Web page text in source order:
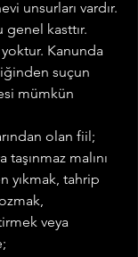
unsurları vardır.
genel kasttır.
Kanunda
suçun
mümkün
olan fiil;
taşınmaz malını
yıkmak, tahrip
veya